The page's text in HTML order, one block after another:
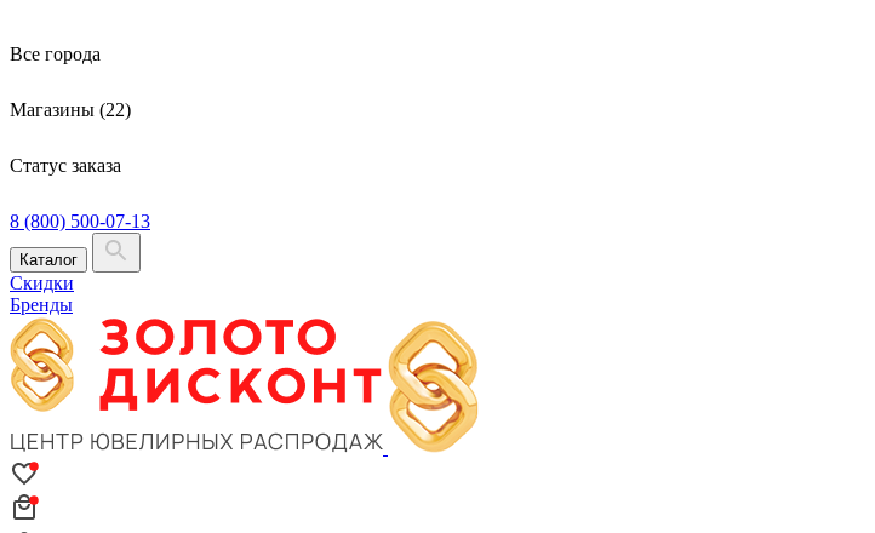
Все города
Магазины (22)
Статус заказа
8 (800) 500-07-13
Каталог
Скидки
Бренды